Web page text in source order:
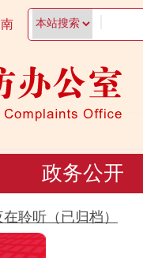
政务公开
聆听（已归档）